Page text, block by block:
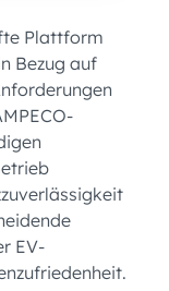
Plattform
Bezug auf
EV-